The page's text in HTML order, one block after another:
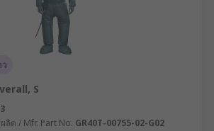
S
ลิต / Mfr. Part No. GR40T-00755-02-G02